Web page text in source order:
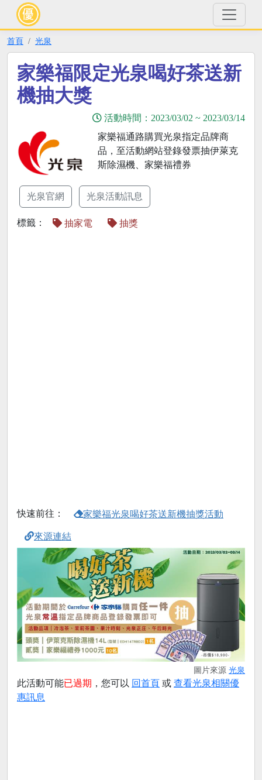
首頁 光泉
家樂福限定光泉喝好茶送新
機抽大獎
活動時間： 2023/03/02 ~ 2023/03/14
家樂福通路購買光泉指定品牌商
品，至活動網站登錄發票抽伊萊克
斯除濕機、家樂福禮券
光泉官網 光泉活動訊息
標籤： 抽家電 抽獎
快速前往： 家樂福光泉喝好茶送新機抽獎活動
來源連結
圖片來源 光泉
此活動可能已過期 ，您可以 回首頁 或 查看光泉相關優
惠訊息